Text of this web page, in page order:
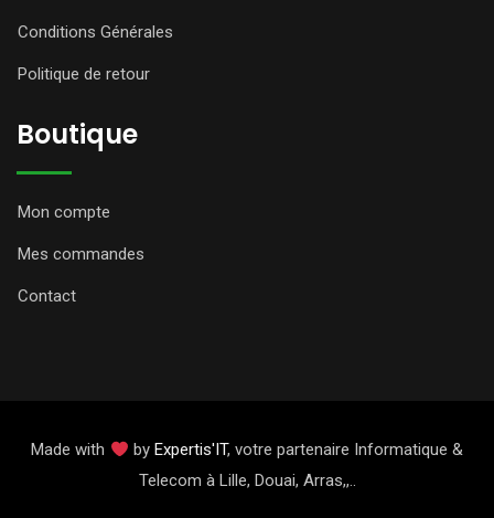
Conditions Générales
Politique de retour
Boutique
Mon compte
Mes commandes
Contact
Made with by Expertis'IT, votre partenaire Informatique &
Telecom à Lille, Douai, Arras,,..